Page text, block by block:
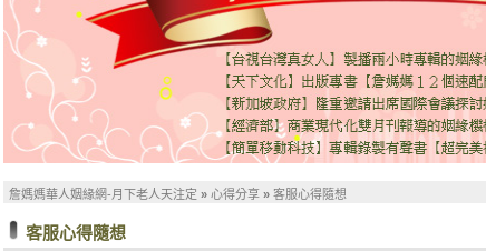
詹媽媽華人姻緣網-月下老人天注定 » 心得分享 » 客服心得隨想
客服心得隨想